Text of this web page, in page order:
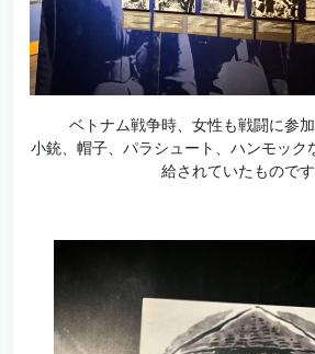
ベトナム戦争時、女性も戦闘に参加
小銃、帽子、パラシュート、ハンモック
給されていたものです